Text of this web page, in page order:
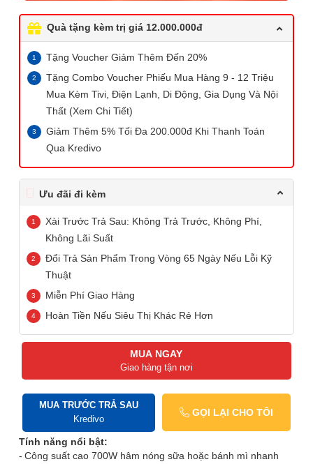
Quà tặng kèm trị giá 12.000.000đ
Tặng Voucher Giảm Thêm Đến 20%
Tặng Combo Voucher Phiếu Mua Hàng 9 - 12 Triệu
Mua Kèm Tivi, Điện Lạnh, Di Động, Gia Dụng Và Nội
Thất (Xem Chi Tiết)
Giảm Thêm 5% Tối Đa 200.000đ Khi Thanh Toán
Qua Kredivo
Ưu đãi đi kèm
Xài Trước Trả Sau: Không Trả Trước, Không Phí,
Không Lãi Suất
Đổi Trả Sản Phẩm Trong Vòng 65 Ngày Nếu Lỗi Kỹ
Thuật
Miễn Phí Giao Hàng
Hoàn Tiền Nếu Siêu Thị Khác Rẻ Hơn
MUA NGAY
Giao hàng tận nơi
MUA TRƯỚC TRẢ SAU
Kredivo
GỌI LẠI CHO TÔI
Tính năng nổi bật:
Công suất cao 700W hâm nóng sữa hoặc bánh mì nhanh